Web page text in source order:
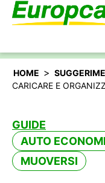
Italiano
HOME >
CARICARE E
GUIDE
AUTO
MUOVERSI